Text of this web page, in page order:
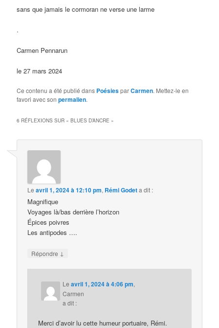
sans que jamais le cormoran ne verse une larme
.
Carmen Pennarun
le 27 mars 2024
Ce contenu a été publié dans PoésiesparCarmen. Mettez-le en
favori avec sonpermalien.
6 RÉFLEXIONS SUR «BLUES D’ANCRE »
Leavril 1, 2024 à 12:10 pm, Rémi Godeta dit :
Magnifique
Voyages là/bas derrière l’horizon
Épices poivres
Les antipodes ….
Répondre ↓
Leavril 1, 2024 à 4:06 pm,
Carmen
a dit :
Merci d’avoir lu cette humeur portuaire, Rémi.